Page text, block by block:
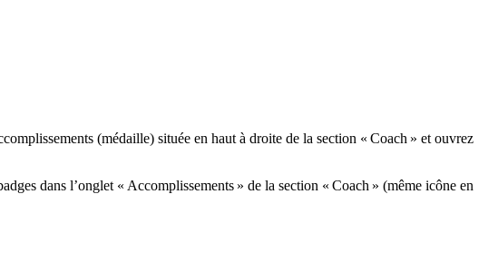
(médaille) située en haut à droite de la section « Coach » et ouvrez
dans l’onglet « Accomplissements » de la section « Coach » (même icône en